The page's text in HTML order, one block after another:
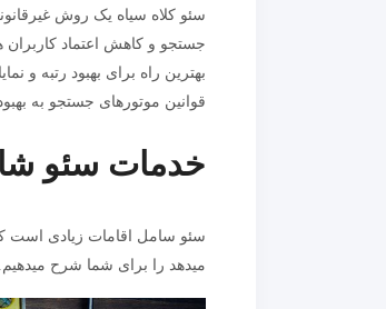
سئو کلاه سیاه یک روش
جستجو و کاهش اعتماد
بهترین راه برای بهبود رتبه و
قوانین موتورهای جستجو به
خدمات سئو
سئو سامل اقامات زیادی است
میدهد را برای شما شرح میدهیم.